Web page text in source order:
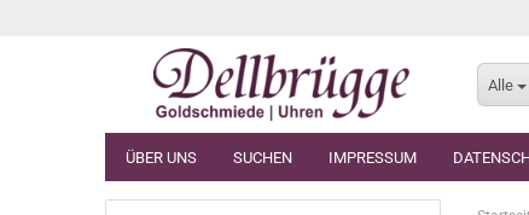
Alle
ÜBER UNS SUCHEN IMPRESSUM